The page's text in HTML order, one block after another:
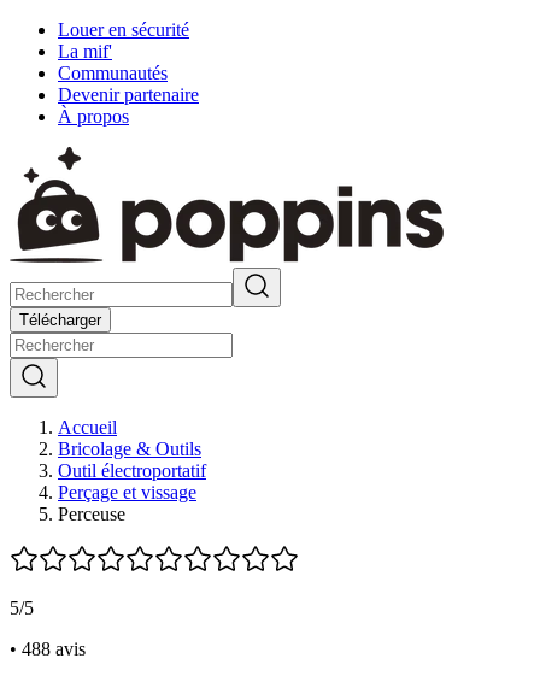
Louer en sécurité
La mif'
Communautés
Devenir partenaire
À propos
Télécharger
Accueil
Bricolage & Outils
Outil électroportatif
Perçage et vissage
Perceuse
5/5
• 488 avis